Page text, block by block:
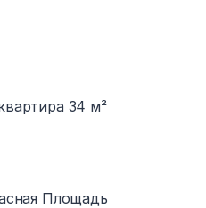
34 м²
Площадь